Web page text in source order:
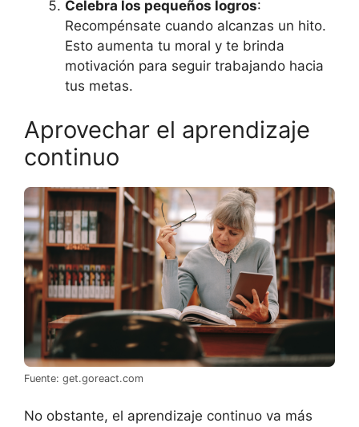
Celebra los pequeños logros:
Recompénsate cuando alcanzas un hito.
Esto aumenta tu moral y te brinda
motivación para seguir trabajando hacia
tus metas.
Aprovechar el aprendizaje
continuo
Fuente: get.goreact.com
No obstante, el aprendizaje continuo va más